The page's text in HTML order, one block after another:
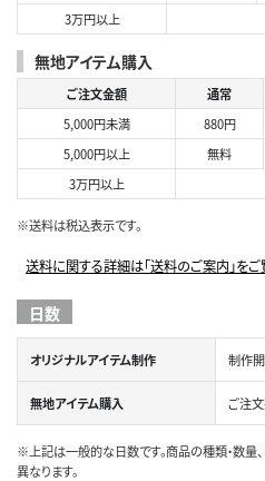
3万円以上
無地アイテム購入
ご注文金額 通常
5,000円未満
880円
5,000円以上
無料
3万円以上
※送料は税込表示です。
送料に関する詳細は「送料のご案内」をご
日数
オリジナルアイテム制作 制作
無地アイテム購入 ご注
※上記は一般的な日数です。商品の種類・数量
異なります。